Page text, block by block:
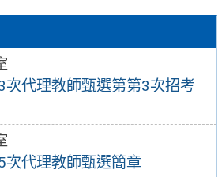
代理教師甄選第第3次招考
代理教師甄選簡章